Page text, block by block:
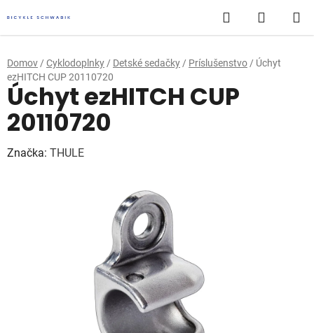
na
obsah
Hľadať
KOŠÍK
Domov / Cyklodoplnky / Detské sedačky / Príslušenstvo / Úchyt
ezHITCH CUP 20110720
Úchyt ezHITCH CUP
20110720
Značka: THULE